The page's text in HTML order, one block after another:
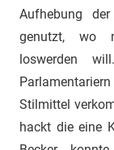
Aufhebung
genutzt, wo
loswerden
Stilmittel
hackt die eine